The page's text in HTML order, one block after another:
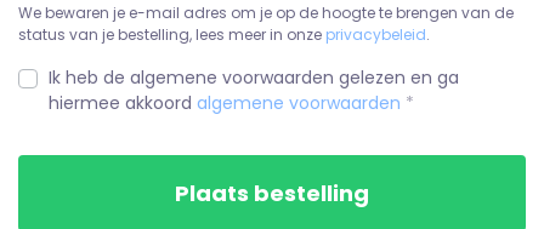
We bewaren je e-mail adres om je op de hoogte te brengen van de
status van je bestelling, lees meer in onze privacybeleid.
Ik heb de algemene voorwaarden gelezen en ga
hiermee akkoord algemene voorwaarden *
Plaats bestelling